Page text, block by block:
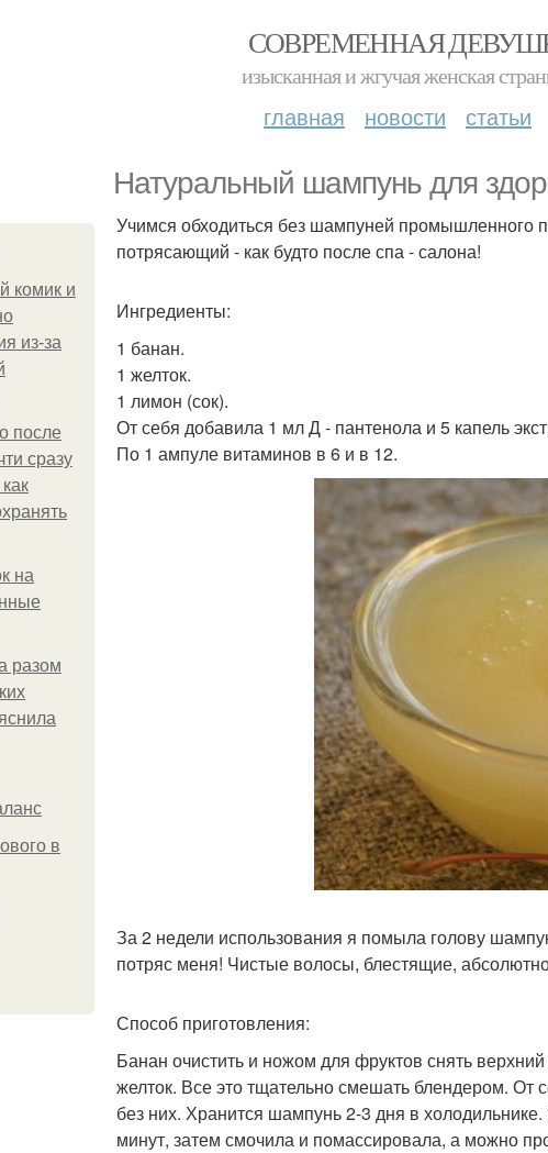
СОВРЕМЕННАЯ
изысканная и жгучая женская
главная новости статьи
Натуральный шампунь для
комик и
из-за
после
сразу
на
разом
в
Учимся обходиться без шампуней промышленного
потрясающий - как будто после спа - салона!
Ингредиенты:
1 банан.
1 желток.
1 лимон (сок).
От себя добавила 1 мл Д - пантенола и 5 капель
По 1 ампуле витаминов в 6 и в 12.
За 2 недели использования я помыла голову
потряс меня! Чистые волосы, блестящие,
Способ приготовления:
Банан очистить и ножом для фруктов снять
желток. Все это тщательно смешать блендером.
без них. Хранится шампунь 2-3 дня в
минут, затем смочила и помассировала, а можно